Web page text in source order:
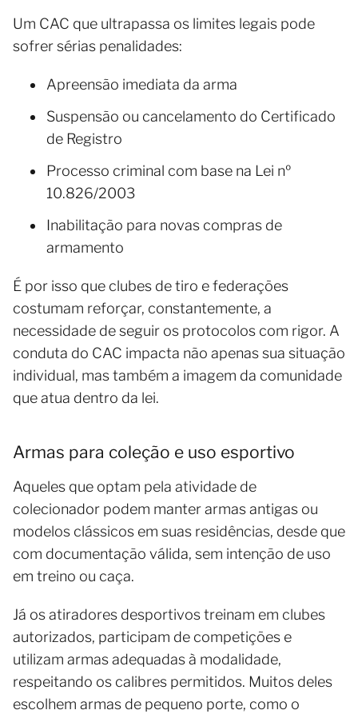
Um CAC que ultrapassa os limites legais pode
sofrer sérias penalidades:
Apreensão imediata da arma
Suspensão ou cancelamento do Certificado
de Registro
Processo criminal com base na Lei nº
10.826/2003
Inabilitação para novas compras de
armamento
É por isso que clubes de tiro e federações
costumam reforçar, constantemente, a
necessidade de seguir os protocolos com rigor. A
conduta do CAC impacta não apenas sua situação
individual, mas também a imagem da comunidade
que atua dentro da lei.
Armas para coleção e uso esportivo
Aqueles que optam pela atividade de
colecionador podem manter armas antigas ou
modelos clássicos em suas residências, desde que
com documentação válida, sem intenção de uso
em treino ou caça.
Já os atiradores desportivos treinam em clubes
autorizados, participam de competições e
utilizam armas adequadas à modalidade,
respeitando os calibres permitidos. Muitos deles
escolhem armas de pequeno porte, como o